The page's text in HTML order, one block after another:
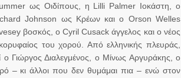
ως Οιδίπους, η Lilli Palmer Ιοκάστη, ο
Johnson ως Κρέων και ο Orson Welles
βοσκός, ο Cyril Cusack άγγελος και ο νέος
του χορού. Από ελληνικής πλευράς,
ο Γιώργος Διαλεγμένος, ο Μίνως Αργυράκης, ο
– κι άλλοι που δεν θυμάμαι πια – ενώ στον